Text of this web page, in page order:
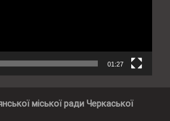
01:27
міської ради Черкаської